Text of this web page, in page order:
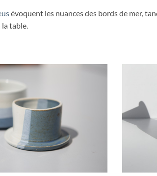
évoquent les nuances des bords de mer,
table.